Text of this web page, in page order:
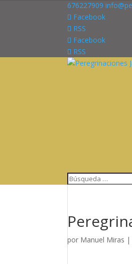
676227909
Facebook
RSS
Facebook
RSS
por Manuel Miras |